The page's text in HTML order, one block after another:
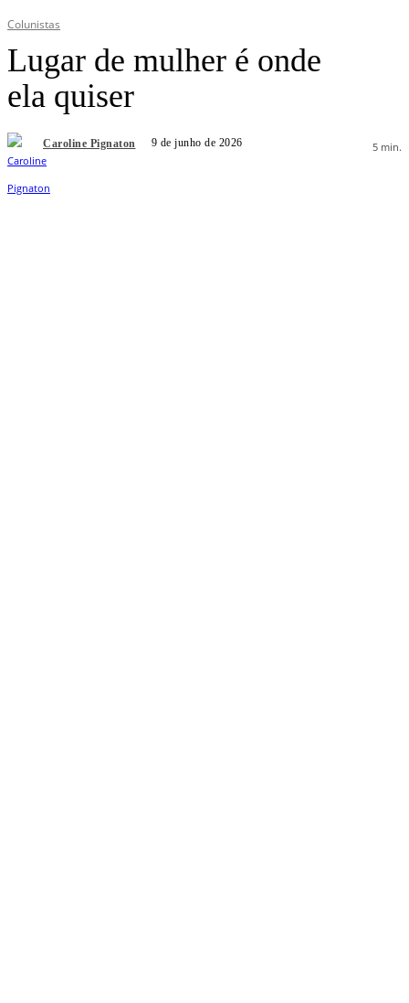
Colunistas
Lugar de mulher é onde
ela quiser
Caroline Pignaton 9 de junho de 2026 5 min.